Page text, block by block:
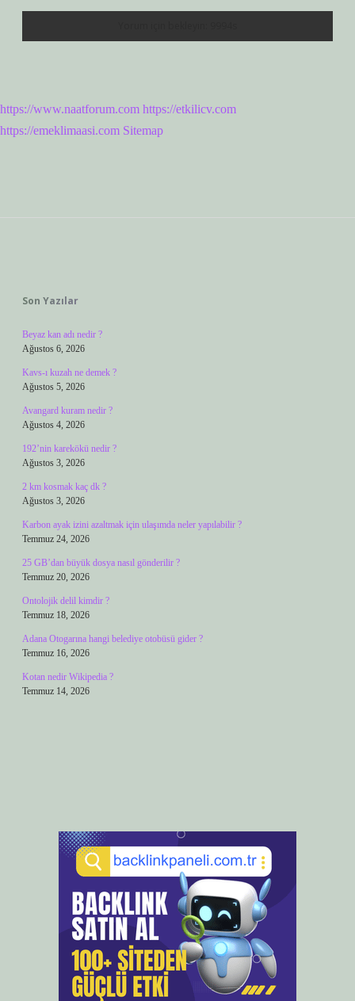
https://www.naatforum.com https://etkilicv.com
https://emeklimaasi.com Sitemap
Son Yazılar
Beyaz kan adı nedir ?
Ağustos 6, 2026
Kavs-ı kuzah ne demek ?
Ağustos 5, 2026
Avangard kuram nedir ?
Ağustos 4, 2026
192’nin karekökü nedir ?
Ağustos 3, 2026
2 km kosmak kaç dk ?
Ağustos 3, 2026
Karbon ayak izini azaltmak için ulaşımda neler yapılabilir ?
Temmuz 24, 2026
25 GB’dan büyük dosya nasıl gönderilir ?
Temmuz 20, 2026
Ontolojik delil kimdir ?
Temmuz 18, 2026
Adana Otogarına hangi belediye otobüsü gider ?
Temmuz 16, 2026
Kotan nedir Wikipedia ?
Temmuz 14, 2026